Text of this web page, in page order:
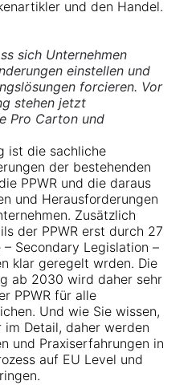
und den Handel.
sich Unternehmen
einstellen und
forcieren. Vor
stehen jetzt
Pro Carton und
ist die sachliche
der bestehenden
PPWR und die daraus
und Herausforderungen
Zusätzlich
der PPWR erst durch 27
Secondary Legislation ­–
klar geregelt wrden. Die
ab 2030 wird daher sehr
PPWR für alle
Und wie Sie wissen,
Detail, daher werden
und Praxiserfahrungen in
auf EU Level und